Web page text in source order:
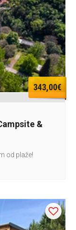
343,00€
&
od plaže!